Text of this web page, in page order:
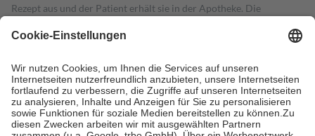
Rezept aus und der Patient erhält sie in der Apotheke. Die
Kosten dafür, der Versicherte trägt einen Teil davon als Zuzahlung
Grundsätzlich leisten Mitglieder Zuzahlungen in Höhe von zehn
Prozent des Abgabepreises,mindestensjedochfünf Euround
höchstens zehn Euro.Es sind jedoch nie mehr als die tatsächlichen
Kosten der Leistung zu entrichten.
Diese Regeln gelten grundsätzlich auch für Online-Apotheken.